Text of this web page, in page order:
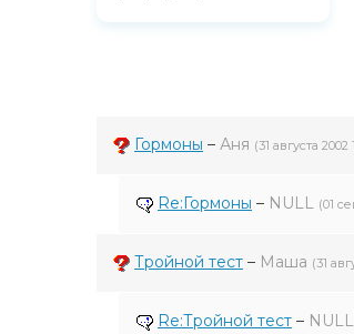
Гормоны – Аня (31 августа 2002
Re:Гормоны – NULL (01
Тройной тест – Маша (31
Re:Тройной тест – NULL